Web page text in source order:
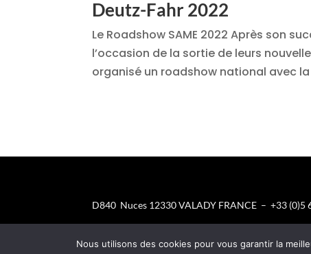
Deutz-Fahr 2022
Le Roadshow SAME 2022 Après son
l’occasion de la sortie de leurs
organisé un roadshow national avec la
D840 Nuces 12330 VALADY FRANCE – +33 (0)5
Nous utilisons des cookies pour vous garantir la